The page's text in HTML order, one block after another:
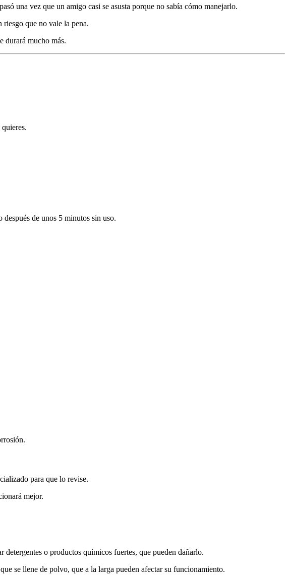
una vez que un amigo casi se asusta porque no sabía cómo manejarlo.
que no vale la pena.
durará mucho más.
de unos 5 minutos sin uso.
para que lo revise.
mejor.
o productos químicos fuertes, que pueden dañarlo.
se llene de polvo, que a la larga pueden afectar su funcionamiento.